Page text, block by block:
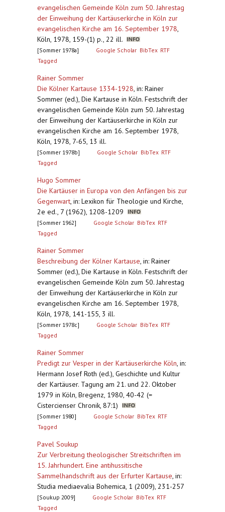
evangelischen Gemeinde Köln zum 50. Jahrestag
der Einweihung der Kartäuserkirche in Köln zur
evangelischen Kirche am 16. September 1978,
Köln, 1978, 159-(1) p., 22 ill.
[Sommer 1978a] Google Scholar BibTex RTF
Tagged
Rainer Sommer
Die Kölner Kartause 1334-1928, in: Rainer
Sommer (ed.), Die Kartause in Köln. Festschrift der
evangelischen Gemeinde Köln zum 50. Jahrestag
der Einweihung der Kartäuserkirche in Köln zur
evangelischen Kirche am 16. September 1978,
Köln, 1978, 7-65, 13 ill.
[Sommer 1978b] Google Scholar BibTex RTF
Tagged
Hugo Sommer
Die Kartäuser in Europa von den Anfängen bis zur
Gegenwart, in: Lexikon für Theologie und Kirche,
2e ed., 7 (1962), 1208-1209
[Sommer 1962] Google Scholar BibTex RTF
Tagged
Rainer Sommer
Beschreibung der Kölner Kartause, in: Rainer
Sommer (ed.), Die Kartause in Köln. Festschrift der
evangelischen Gemeinde Köln zum 50. Jahrestag
der Einweihung der Kartäuserkirche in Köln zur
evangelischen Kirche am 16. September 1978,
Köln, 1978, 141-155, 3 ill.
[Sommer 1978c] Google Scholar BibTex RTF
Tagged
Rainer Sommer
Predigt zur Vesper in der Kartäuserkirche Köln, in:
Hermann Josef Roth (ed.), Geschichte und Kultur
der Kartäuser. Tagung am 21. und 22. Oktober
1979 in Köln, Bregenz, 1980, 40-42 (=
Cistercienser Chronik, 87:1)
[Sommer 1980] Google Scholar BibTex RTF
Tagged
Pavel Soukup
Zur Verbreitung theologischer Streitschriften im
15. Jahrhundert. Eine antihussitische
Sammelhandschrift aus der Erfurter Kartause, in:
Studia mediaevalia Bohemica, 1 (2009), 231-257
[Soukup 2009] Google Scholar BibTex RTF
Tagged